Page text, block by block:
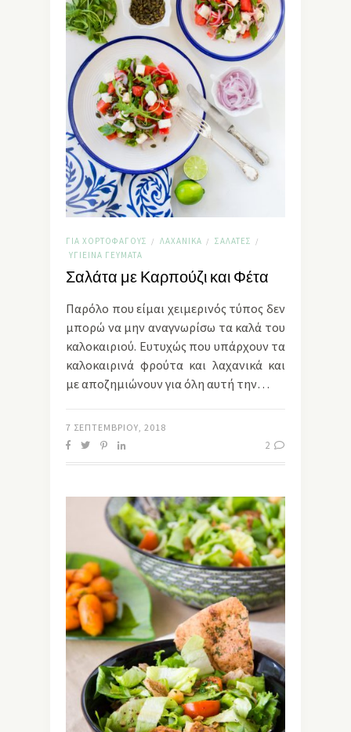
ΓΙΑ ΧΟΡΤΟΦΆΓΟΥΣ / ΛΑΧΑΝΙΚΆ / ΣΑΛΆΤΕΣ /
ΥΓΙΕΙΝΆ ΓΕΎΜΑΤΑ
Σαλάτα με Καρπούζι και Φέτα
Παρόλο που είμαι χειμερινός τύπος δεν
μπορώ να μην αναγνωρίσω τα καλά του
καλοκαιριού. Ευτυχώς που υπάρχουν τα
καλοκαιρινά φρούτα και λαχανικά και
με αποζημιώνουν για όλη αυτή την…
7 ΣΕΠΤΕΜΒΡΊΟΥ, 2018
2